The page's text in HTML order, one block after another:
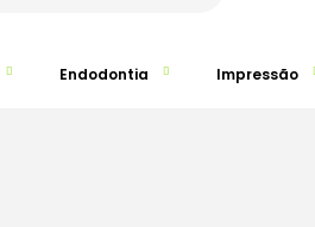
Endodontia Impressão